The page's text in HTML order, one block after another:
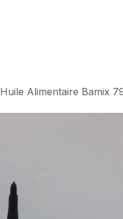
Huile Alimentaire Bamix